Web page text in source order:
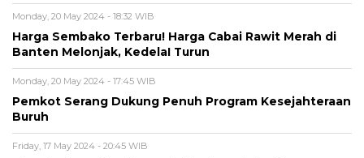
Monday, 20 May 2024 - 18:32 WIB
Harga Sembako Terbaru! Harga Cabai Rawit Merah di
Banten Melonjak, KedelaI Turun
Monday, 20 May 2024 - 17:45 WIB
Pemkot Serang Dukung Penuh Program Kesejahteraan
Buruh
Friday, 17 May 2024 - 20:45 WIB